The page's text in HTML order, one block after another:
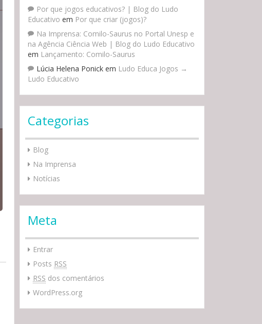
Por que jogos educativos? | Blog do Ludo
Educativo em Por que criar (jogos)?
Na Imprensa: Comilo-Saurus no Portal Unesp e
na Agência Ciência Web | Blog do Ludo Educativo
em Lançamento: Comilo-Saurus
Lúcia Helena Ponick em Ludo Educa Jogos →
Ludo Educativo
Categorias
Blog
Na Imprensa
Notícias
Meta
Entrar
Posts RSS
RSS dos comentários
WordPress.org